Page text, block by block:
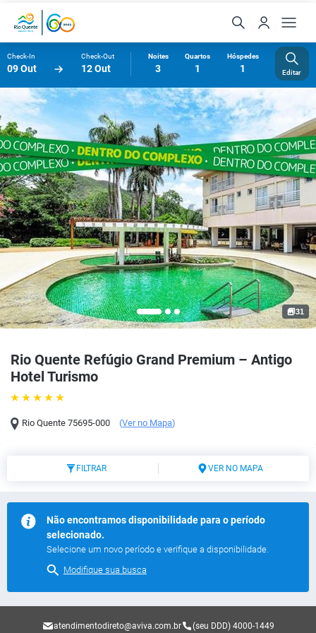
Check-In
09 Out
Check-Out
12 Out
Noites
3
Quartos
1
Hóspedes
1 Editar
Rio Quente Refúgio Grand Premium – Antigo
Hotel Turismo
Rio Quente 75695-000 (Ver no Mapa)
31
FILTRAR VER NO MAPA
Não encontramos disponibilidade para o período
selecionado.
Selecione um novo período e verifique a disponibilidade.
Modifique sua busca
atendimentodireto@aviva.com.br (seu DDD) 4000-1449